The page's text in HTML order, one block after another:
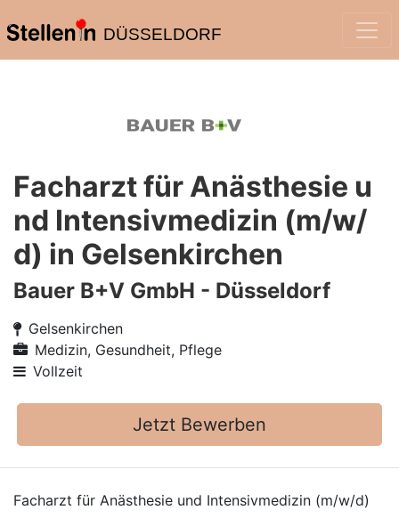
DÜSSELDORF
Facharzt für Anästhesie u
nd Intensivmedizin (m/w/
d) in Gelsenkirchen
Bauer B+V GmbH - Düsseldorf
Gelsenkirchen
Medizin, Gesundheit, Pflege
Vollzeit
Jetzt Bewerben
Facharzt für Anästhesie und Intensivmedizin (m/w/d)